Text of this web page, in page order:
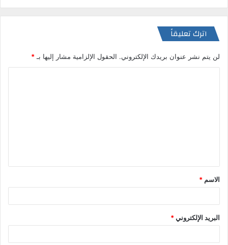
اترك تعليقاً
لن يتم نشر عنوان بريدك الإلكتروني. الحقول الإلزامية مشار إليها بـ *
ق
*
الاسم *
البريد الإلكتروني*